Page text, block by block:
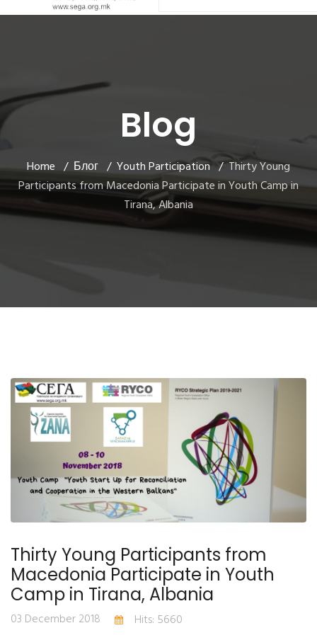
Blog
Home Блог Youth Participation
Thirty Young
Participants from Macedonia Participate in Youth Camp in
Tirana, Albania
Thirty Young Participants from
Macedonia Participate in Youth
Camp in Tirana, Albania
03 December 2018
Hits: 5660